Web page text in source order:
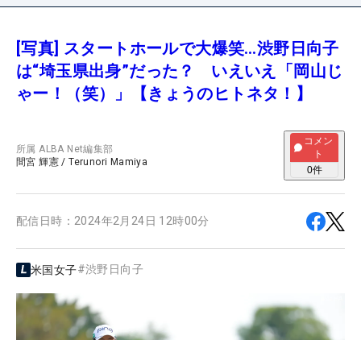
[写真] スタートホールで大爆笑…渋野日向子
は“埼玉県出身”だった？ いえいえ「岡山じ
ゃー！（笑）」【きょうのヒトネタ！】
所属ALBA Net編集部
間宮 輝憲 /Terunori Mamiya
コメン
ト
0件
配信日時： 2024年2月24日 12時00分
米国女子#渋野日向子